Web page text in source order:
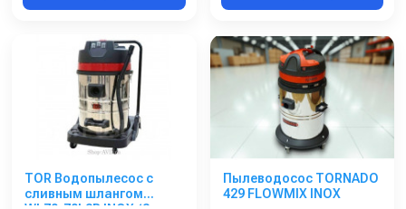
TOR Водопылесос с
сливным шлангом
Пылеводосос TORNADO
429 FLOWMIX INOX